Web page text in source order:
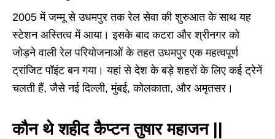
2005 में जम्मू से उधमपुर तक रेल सेवा की शुरुआत के साथ यह
स्टेशन अस्तित्व में आया। इसके बाद कटरा और श्रीनगर को
जोड़ने वाली रेल परियोजनाओं के तहत उधमपुर एक महत्वपूर्ण
ट्रांजिट पॉइंट बन गया। यहां से देश के बड़े शहरों के लिए कई ट्रेनें
चलती हैं, जैसे नई दिल्ली, मुंबई, कोलकाता, और अमृतसर।
कौन थे शहीद कैप्टन तुषार महाजन ||